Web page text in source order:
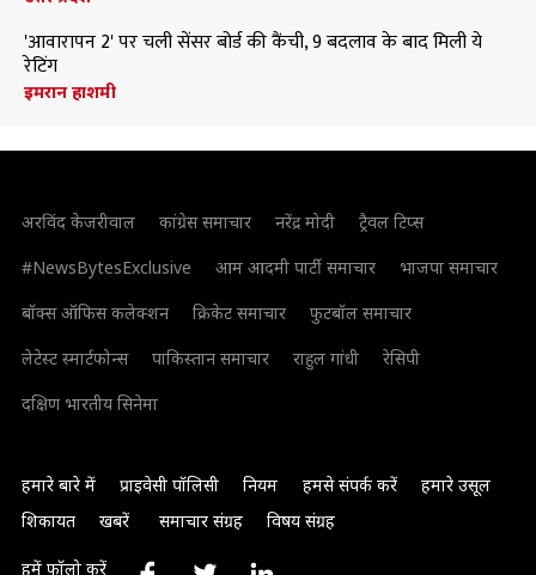
'आवारापन 2' पर चली सेंसर बोर्ड की कैंची, 9 बदलाव के बाद मिली ये
रेटिंग
इमरान हाशमी
अरविंद केजरीवाल कांग्रेस समाचार नरेंद्र मोदी
ट्रैवल टिप्स
#NewsBytesExclusive
आम आदमी पार्टी समाचार
भाजपा समाचार
बॉक्स ऑफिस कलेक्शन
क्रिकेट समाचार
फुटबॉल समाचार
लेटेस्ट स्मार्टफोन्स
पाकिस्तान समाचार राहुल गांधी
रेसिपी
दक्षिण भारतीय सिनेमा
हमारे बारे में प्राइवेसी पॉलिसी नियम हमसे संपर्क करें
हमारे उसूल
शिकायत
खबरें समाचार संग्रह विषय संग्रह
हमें फॉलो करें